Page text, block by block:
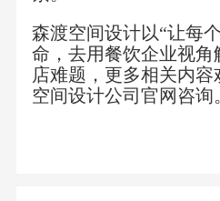
森渡空间设计以“让每
命，去用餐饮企业视角
店难题，更多相关内
空间设计公司官网咨询